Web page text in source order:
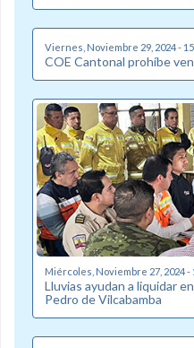
Viernes, Noviembre 29, 2024 -
COE Cantonal prohíbe
Miércoles, Noviembre 27, 2024 -
Lluvias ayudan a liquidar
Pedro de Vilcabamba